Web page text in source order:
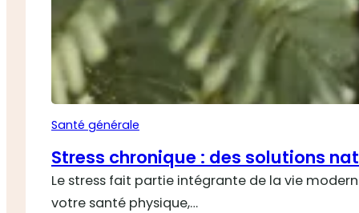
Santé générale
Stress chronique : des solutions
Le stress fait partie intégrante de la vie
votre santé physique,…